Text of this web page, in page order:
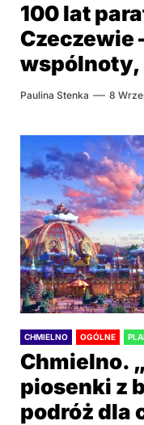
100 lat
Czeczewie
Paulina Stenka 8
CHMIELNO OGÓLNE
Chmielno.
piosenki z
podróż dla